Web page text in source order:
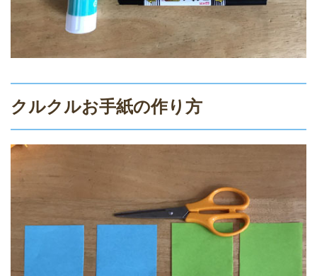
クルクルお手紙の作り方